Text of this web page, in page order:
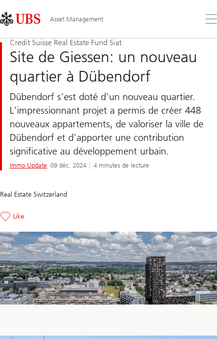
Links
Area
Asset Management
le
Credit Suisse Real Estate Fund Siat
Site de Giessen: un nouveau
quartier à Dübendorf
Dübendorf s’est doté d’un nouveau quartier.
L’impressionnant projet a permis de créer 448
nouveaux appartements, de valoriser la ville de
Dübendorf et d’apporter une contribution
significative au développement urbain.
Immo Update 09 déc. 2024 4 minutes de lecture
Real Estate Switzerland
Like